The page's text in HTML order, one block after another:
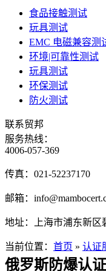
食品接触测试
玩具测试
EMC 电磁兼容测
环境|可靠性测试
玩具测试
环保测试
防火测试
联系贸邦
服务热线：
4006-057-369
传真： 021-52237170
邮箱：
地址： 上海市浦东新
当前位置： 首页 » 认证
俄罗斯防爆认